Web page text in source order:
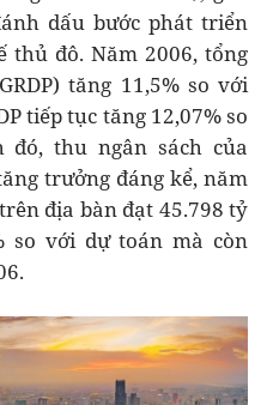
dấu bước phát triển
thủ đô. Năm 2006, tổng
tăng 11,5% so với
tiếp tục tăng 12,07% so
đó, thu ngân sách của
trưởng đáng kể, năm
địa bàn đạt 45.798 tỷ
so với dự toán mà còn